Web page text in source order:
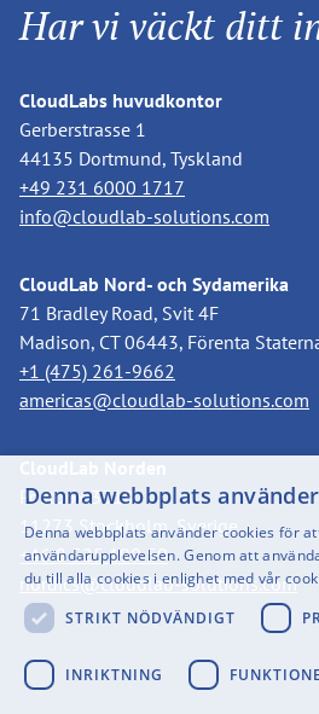
Har vi väckt ditt
CloudLabs huvudkontor
Gerberstrasse 1
44135 Dortmund, Tyskland
+49 231 6000 1717
info@cloudlab-solutions.com
CloudLab Nord- och Sydamerika
71 Bradley Road, Svit 4F
Madison, CT 06443, Förenta
+1 (475) 261-9662
americas@cloudlab-solutions.com
Postbox 3318
11273 Stockholm, Sverige
+46 8 525 199 50
nordics@cloudlab-solutions.com
Denna webbplats
Denna webbplats använder cookies för
användarupplevelsen. Genom att
du till alla cookies i enlighet med vår
STRIKT NÖDVÄNDIGT
INRIKTNING